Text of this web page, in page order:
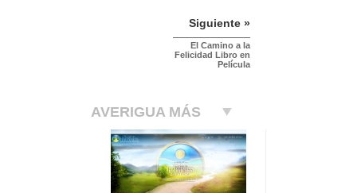
Siguiente »
El Camino a la
Felicidad Libro en
Película
AVERIGUA MÁS